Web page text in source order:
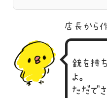
店長から
銃を持
よ。
ただで